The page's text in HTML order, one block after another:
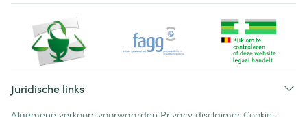
Juridische links
Algemene verkoopsvoorwaarden Privacy disclaimer Cookies